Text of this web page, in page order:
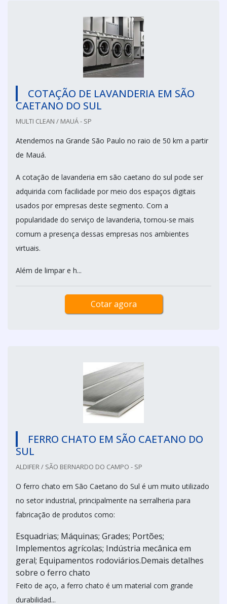
COTAÇÃO DE LAVANDERIA EM SÃO
CAETANO DO SUL
MULTI CLEAN / MAUÁ - SP
Atendemos na Grande São Paulo no raio de 50 km a partir
de Mauá.
A cotação de lavanderia em são caetano do sul pode ser
adquirida com facilidade por meio dos espaços digitais
usados por empresas deste segmento. Com a
popularidade do serviço de lavanderia, tornou-se mais
comum a presença dessas empresas nos ambientes
virtuais.
Além de limpar e h...
Cotar agora
FERRO CHATO EM SÃO CAETANO DO
SUL
ALDIFER / SÃO BERNARDO DO CAMPO - SP
O ferro chato em São Caetano do Sul é um muito utilizado
no setor industrial, principalmente na serralheria para
fabricação de produtos como:
Esquadrias; Máquinas; Grades; Portões;
Implementos agrícolas; Indústria mecânica em
geral; Equipamentos rodoviários.Demais detalhes
sobre o ferro chato
Feito de aço, a ferro chato é um material com grande
durabilidad...